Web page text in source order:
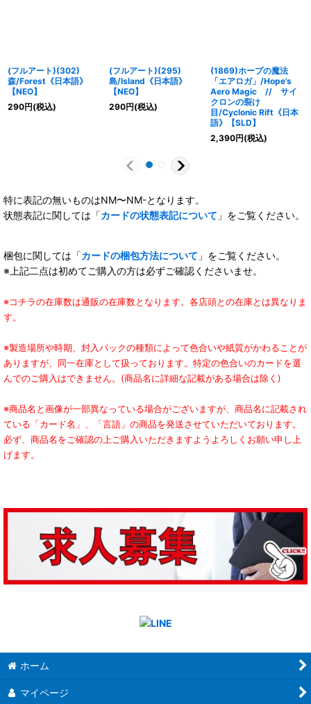
(フルアート)(302)
森/Forest《日本語》
【NEO】
290円(税込)
(フルアート)(295)
島/Island《日本語》
【NEO】
290円(税込)
(1869)ホープの魔法
「エアロガ」/Hope's
Aero Magic // サイ
クロンの裂け
目/Cyclonic Rift《日本
語》【SLD】
2,390円(税込)
特に表記の無いものはNM〜NM-となります。
状態表記に関しては「カードの状態表記について 」をご覧ください。
梱包に関しては「カードの梱包方法について 」をご覧ください。
※上記二点は初めてご購入の方は必ずご確認くださいませ。
※コチラの在庫数は通販の在庫数となります。各店頭との在庫とは異なりま
す。
※製造場所や時期、封入パックの種類によって色合いや紙質がかわることが
ありますが、同一在庫として扱っております。特定の色合いのカードを選
んでのご購入はできません。(商品名に詳細な記載がある場合は除く)
※商品名と画像が一部異なっている場合がございますが、商品名に記載され
ている「カード名」、「言語」の商品を発送させていただいております。
必ず、商品名をご確認の上ご購入いただきますようよろしくお願い申し上
げます。
ホーム
マイページ